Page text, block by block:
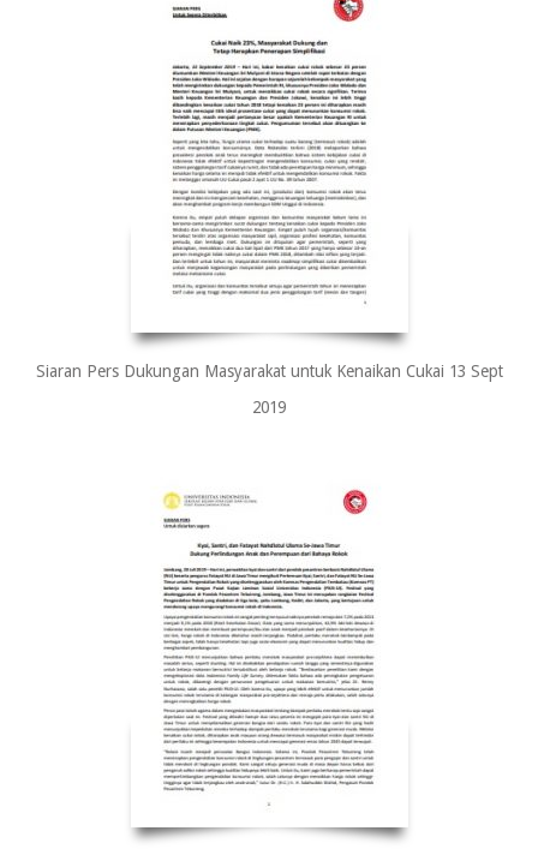
Siaran Pers Dukungan Masyarakat untuk Kenaikan Cukai 13 Sept
2019